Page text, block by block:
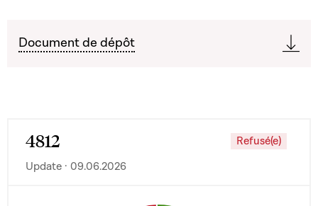
Document de dépôt
4812
Refusé(e)
Update · 09.06.2026